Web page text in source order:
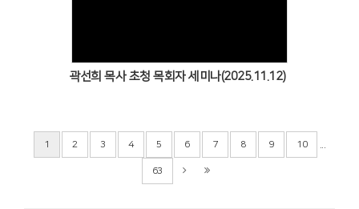
곽선희 목사 초청 목회자 세미나(2025.11.12)
1 2 3 4 5 6 7 8 9 10
63